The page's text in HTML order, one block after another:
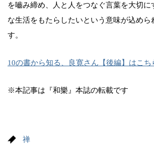
を嚙み締め、人と人をつなぐ言葉を大切に
な生活をもたらしたいという意味が込めら
す。
10の書から知る、良寛さん【後編】はこち
※本記事は『和樂』本誌の転載です
禅